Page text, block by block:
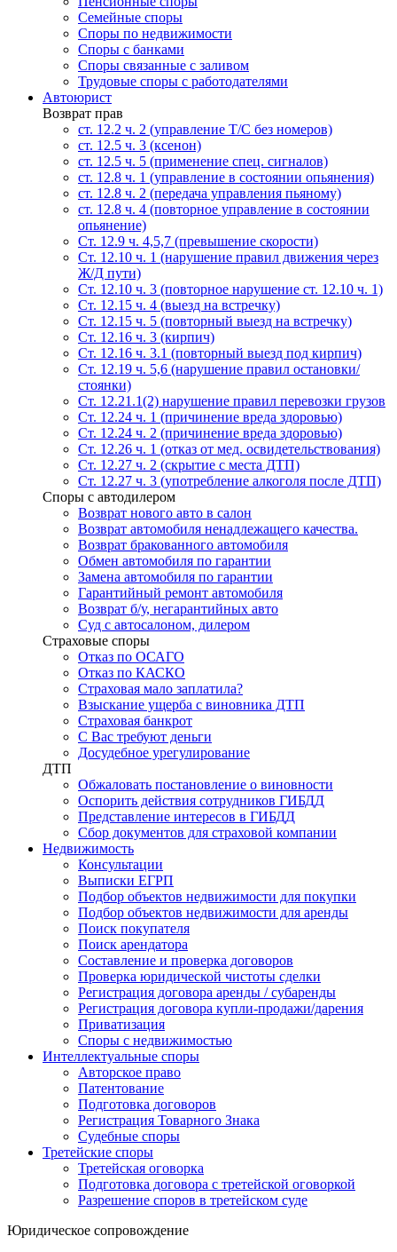
Семейные споры
Cпоры по недвижимости
Споры с банками
Споры связанные с заливом
Трудовые споры с работодателями
Автоюрист
Возврат прав
ст. 12.2 ч. 2 (управление Т/С без номеров)
ст. 12.5 ч. 3 (ксенон)
ст. 12.5 ч. 5 (применение спец. сигналов)
cт. 12.8 ч. 1 (управление в состоянии опьянения)
ст. 12.8 ч. 2 (передача управления пьяному)
ст. 12.8 ч. 4 (повторное управление в состоянии
опьянение)
Ст. 12.9 ч. 4,5,7 (превышение скорости)
Ст. 12.10 ч. 1 (нарушение правил движения через
Ж/Д пути)
Ст. 12.10 ч. 3 (повторное нарушение ст. 12.10 ч. 1)
Ст. 12.15 ч. 4 (выезд на встречку)
Ст. 12.15 ч. 5 (повторный выезд на встречку)
Ст. 12.16 ч. 3 (кирпич)
Ст. 12.16 ч. 3.1 (повторный выезд под кирпич)
Ст. 12.19 ч. 5,6 (нарушение правил остановки/
стоянки)
Ст. 12.21.1(2) нарушение правил перевозки грузов
Ст. 12.24 ч. 1 (причинение вреда здоровью)
Ст. 12.24 ч. 2 (причинение вреда здоровью)
Ст. 12.26 ч. 1 (отказ от мед. освидетельствования)
Ст. 12.27 ч. 2 (скрытие с места ДТП)
Ст. 12.27 ч. 3 (употребление алкоголя после ДТП)
Споры с автодилером
Возврат нового авто в салон
Возврат автомобиля ненадлежащего качества.
Возврат бракованного автомобиля
Обмен автомобиля по гарантии
Замена автомобиля по гарантии
Гарантийный ремонт автомобиля
Возврат б/у, негарантийных авто
Суд с автосалоном, дилером
Страховые споры
Отказ по ОСАГО
Отказ по КАСКО
Страховая мало заплатила?
Взыскание ущерба с виновника ДТП
Страховая банкрот
С Вас требуют деньги
Досудебное урегулирование
ДТП
Обжаловать постановление о виновности
Оспорить действия сотрудников ГИБДД
Представление интересов в ГИБДД
Сбор документов для страховой компании
Недвижимость
Консультации
Выписки ЕГРП
Подбор объектов недвижимости для покупки
Подбор объектов недвижимости для аренды
Поиск покупателя
Поиск арендатора
Составление и проверка договоров
Проверка юридической чистоты сделки
Регистрация договора аренды / субаренды
Регистрация договора купли-продажи/дарения
Приватизация
Cпоры с недвижимостью
Интеллектуальные споры
Авторское право
Патентование
Подготовка договоров
Регистрация Товарного Знака
Судебные споры
Третейские споры
Третейская оговорка
Подготовка договора с третейской оговоркой
Разрешение споров в третейском суде
Юридическое сопровождение